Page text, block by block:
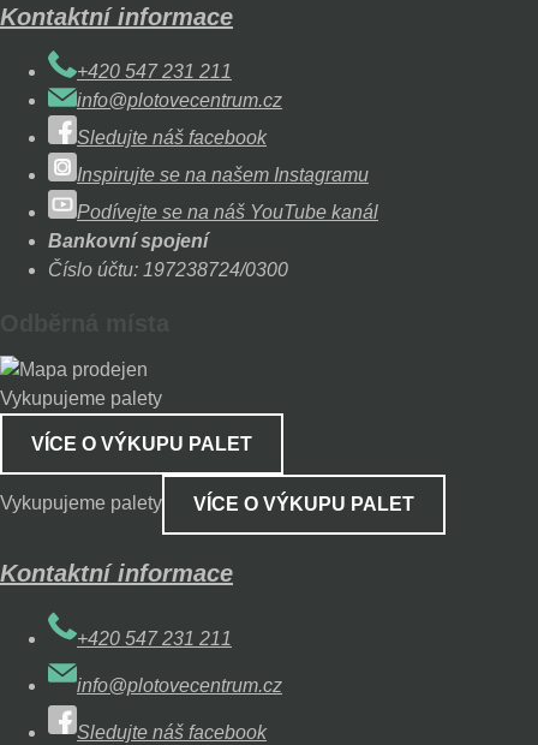
Kontaktní informace
+420 547 231 211
info@plotovecentrum.cz
Sledujte náš facebook
Inspirujte se na našem Instagramu
Podívejte se na náš YouTube kanál
Bankovní spojení
Číslo účtu: 197238724/0300
Vykupujeme palety
VÍCE O VÝKUPU PALET
Vykupujeme palety VÍCE O VÝKUPU PALET
Kontaktní informace
+420 547 231 211
info@plotovecentrum.cz
Sledujte náš facebook